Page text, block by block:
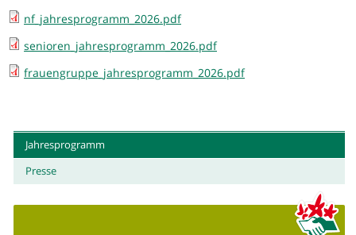
nf_jahresprogramm_2026.pdf
senioren_jahresprogramm_2026.pdf
frauengruppe_jahresprogramm_2026.pdf
Jahresprogramm
Presse